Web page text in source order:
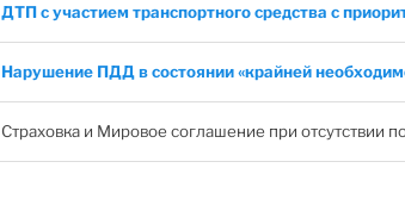
ДТП с участием транспортного средства с
Нарушение ПДД в состоянии «крайней
Страховка и Мировое соглашение при отсутствии